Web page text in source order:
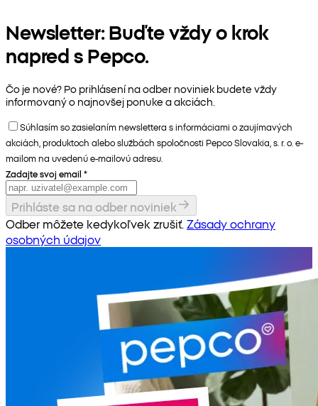
Newsletter: Buďte vždy o krok
napred s Pepco.
Čo je nové? Po prihlásení na odber noviniek budete vždy
informovaný o najnovšej ponuke a akciách.
Súhlasím so zasielaním newslettera s informáciami o zaujímavých
akciách, produktoch alebo službách spoločnosti Pepco Slovakia, s. r. o. e-
mailom na uvedenú e-mailovú adresu.
Zadajte svoj email *
Prihláste sa na odber noviniek
Odber môžete kedykoľvek zrušiť. Zásady ochrany
osobných údajov